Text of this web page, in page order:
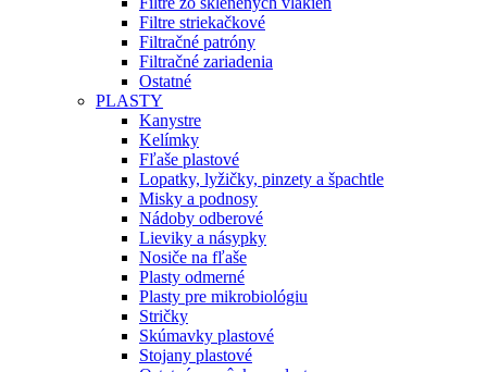
Filtre striekačkové
Filtračné patróny
Filtračné zariadenia
Ostatné
PLASTY
Kanystre
Kelímky
Fľaše plastové
Lopatky, lyžičky, pinzety a špachtle
Misky a podnosy
Nádoby odberové
Lieviky a násypky
Nosiče na fľaše
Plasty odmerné
Plasty pre mikrobiológiu
Stričky
Skúmavky plastové
Stojany plastové